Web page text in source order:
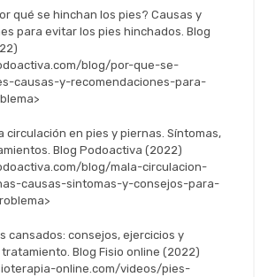
qué se hinchan los pies? Causas y
para evitar los pies hinchados. Blog
blog/por-que-se-
causas-y-recomendaciones-para-
circulación en pies y piernas. Síntomas,
Blog Podoactiva (2022)
blog/mala-circulacion-
causas-sintomas-y-consejos-para-
cansados: consejos, ejercicios y
Blog Fisio online (2022)
online.com/videos/pies-